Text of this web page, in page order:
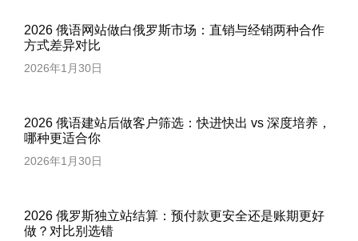
2026 俄语网站做白俄罗斯市场：直销与经销两种合作
方式差异对比
2026年1月30日
2026 俄语建站后做客户筛选：快进快出 vs 深度培养，
哪种更适合你
2026年1月30日
2026 俄罗斯独立站结算：预付款更安全还是账期更好
做？对比别选错